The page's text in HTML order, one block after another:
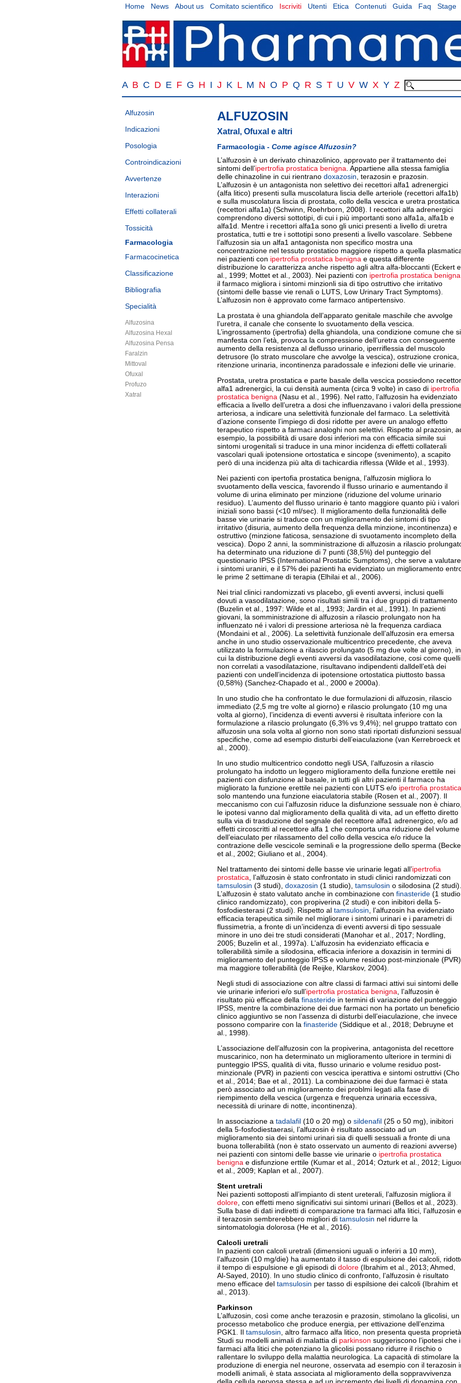
Home News About us Comitato scientifico Iscriviti Utenti Etica Contenuti Guida Faq Stage
A B C D E F G H I J K L M N O P Q R S T U V W X Y Z
Alfuzosin
Indicazioni
Posologia
Controindicazioni
Avvertenze
Interazioni
Effetti collaterali
Tossicità
Farmacologia
Farmacocinetica
Classificazione
Bibliografia
Specialità
Alfuzosina
Alfuzosina Hexal
Alfuzosina Pensa
Faralzin
Mittoval
Ofuxal
Profuzo
Xatral
ALFUZOSIN
Xatral, Ofuxal e altri
Farmacologia - Come agisce Alfuzosin?
L’alfuzosin è un derivato chinazolinico, approvato per il trattamento dei
sintomi dell’ipertrofia prostatica benigna . Appartiene alla stessa famiglia
delle chinazoline in cui rientrano doxazosin , terazosin e prazosin.
L’alfuzosin è un antagonista non selettivo dei recettori alfa1 adrenergici
(alfa litico) presenti sulla muscolatura liscia delle arteriole (recettori alfa1b)
e sulla muscolatura liscia di prostata, collo della vescica e uretra prostatica
(recettori alfa1a) (Schwinn, Roehrborn, 2008). I recettori alfa adrenergici
comprendono diversi sottotipi, di cui i più importanti sono alfa1a, alfa1b e
alfa1d. Mentre i recettori alfa1a sono gli unici presenti a livello di uretra
prostatica, tutti e tre i sottotipi sono presenti a livello vascolare. Sebbene
l’alfuzosin sia un alfa1 antagonista non specifico mostra una
concentrazione nel tessuto prostatico maggiore rispetto a quella
nei pazienti con ipertrofia prostatica benigna e questa differente
distribuzione lo caratterizza anche rispetto agli altra alfa-bloccanti (Eckert
al., 1999; Mottet et al., 2003). Nei pazienti con ipertrofia prostatica benigna
il farmaco migliora i sintomi minzionli sia di tipo ostruttivo che irritativo
(sintomi delle basse vie renali o LUTS, Low Urinary Tract Symptoms).
L’alfuzosin non è approvato come farmaco antipertensivo.
La prostata è una ghiandola dell’apparato genitale maschile che avvolge
l’uretra, il canale che consente lo svuotamento della vescica.
L’ingrossamento (ipertrofia) della ghiandola, una condizione comune che si
manfesta con l’età, provoca la compressione dell’uretra con conseguente
aumento della resistenza al deflusso urinario, iperriflessia del muscolo
detrusore (lo strato muscolare che avvolge la vescica), ostruzione cronica,
ritenzione urinaria, incontinenza paradossale e infezioni delle vie urinarie.
Prostata, uretra prostatica e parte basale della vescica possiedono
alfa1 adrenergici, la cui densità aumenta (circa 9 volte) in caso di ipertrofia
prostatica benigna (Nasu et al., 1996). Nel ratto, l’alfuzosin ha evidenziato
efficacia a livello dell’uretra a dosi che influenzavano i valori della
arteriosa, a indicare una selettività funzionale del farmaco. La selettività
d’azione consente l’impiego di dosi ridotte per avere un analogo effetto
terapeutico rispetto a farmaci analoghi non selettivi. Rispetto al prazosin,
esempio, la possibilità di usare dosi inferiori ma con efficacia simile sui
sintomi urogenitali si traduce in una minor incidenza di effetti collaterali
vascolari quali ipotensione ortostatica e sincope (svenimento), a scapito
però di una incidenza più alta di tachicardia riflessa (Wilde et al., 1993).
Nei pazienti con ipertofia prostatica benigna, l’alfuzosin migliora lo
svuotamento della vescica, favorendo il flusso urinario e aumentando il
volume di urina eliminato per minzione (riduzione del volume urinario
residuo). L’aumento del flusso urinario è tanto maggiore quanto più i valori
iniziali sono bassi (<10 ml/sec). Il miglioramento della funzionalità delle
basse vie urinarie si traduce con un miglioramento dei sintomi di tipo
irritativo (disuria, aumento della frequenza della minzione, incontinenza) e
ostruttivo (minzione faticosa, sensazione di svuotamento incompleto della
vescica). Dopo 2 anni, la somministrazione di alfuzosin a rilascio
ha determinato una riduzione di 7 punti (38,5%) del punteggio del
questionario IPSS (International Prostatic Sumptoms), che serve a valutare
i sintomi uraniri, e il 57% dei pazienti ha evidenziato un miglioramento
le prime 2 settimane di terapia (Elhilai et al., 2006).
Nei trial clinici randomizzati vs placebo, gli eventi avversi, inclusi quelli
dovuti a vasodilatazione, sono risultati simili tra i due gruppi di trattamento
(Buzelin et al., 1997: Wilde et al., 1993; Jardin et al., 1991). In pazienti
giovani, la somministrazione di alfuzosin a rilascio prolungato non ha
influenzato né i valori di pressione arteriosa nè la frequenza cardiaca
(Mondaini et al., 2006). La selettività funzionale dell’alfuzosin era emersa
anche in uno studio osservazionale multicentrico precedente, che aveva
utilizzato la formulazione a rilascio prolungato (5 mg due volte al giorno), in
cui la distribuzione degli eventi avversi da vasodilatazione, cosi come quelli
non correlati a vasodilatazione, risultavano indipendenti dalldell’età dei
pazienti con undell’incidenza di ipotensione ortostatica piuttosto bassa
(0,58%) (Sanchez-Chapado et al., 2000 e 2000a).
In uno studio che ha confrontato le due formulazioni di alfuzosin, rilascio
immediato (2,5 mg tre volte al giorno) e rilascio prolungato (10 mg una
volta al giorno), l’incidenza di eventi avversi è risultata inferiore con la
formulazione a rilascio prolungato (6,3% vs 9,4%); nel gruppo trattato con
alfuzosin una sola volta al giorno non sono stati riportati disfunzioni
specifiche, come ad esempio disturbi dell’eiaculazione (van Kerrebroeck et
al., 2000).
In uno studio multicentrico condotto negli USA, l’alfuzosin a rilascio
prolungato ha indotto un leggero miglioramento della funzione erettile nei
pazienti con disfunzione al basale, in tutti gli altri pazienti il farmaco ha
migliorato la funzione erettile nei pazienti con LUTS e/o ipertrofia prostatica
solo mantendo una funzione eiaculatoria stabile (Rosen et al., 2007). Il
meccanismo con cui l’alfuzosin riduce la disfunzione sessuale non è chiaro,
le ipotesi vanno dal miglioramento della qualità di vita, ad un effetto diretto
sulla via di trasduzione del segnale del recettore alfa1 adrenergico, e/o ad
effetti circoscritti al recettore alfa 1 che comporta una riduzione del volume
dell’eiaculato per rilassamento del collo della vescica e/o riduce la
contrazione delle vescicole seminali e la progressione dello sperma
et al., 2002; Giuliano et al., 2004).
Nel trattamento dei sintomi delle basse vie urinarie legati all’ipertrofia
prostatica , l’alfuzosin è stato confrontato in studi clinici randomizzati con
tamsulosin (3 studi), doxazosin (1 studio), tamsulosin o silodosina (2 studi).
L’alfuzosin è stato valutato anche in combinazione con finasteride (1 studio
clinico randomizzato), con propiverina (2 studi) e con inibitori della 5-
fosfodiesterasi (2 studi). Rispetto al tamsulosin , l’alfuzosin ha evidenziato
efficacia terapeutica simile nel migliorare i sintomi urinari e i parametri di
flussimetria, a fronte di un’incidenza di eventi avversi di tipo sessuale
minore in uno dei tre studi considerati (Manohar et al., 2017; Nordling,
2005; Buzelin et al., 1997a). L’alfuzosin ha evidenziato efficacia e
tollerabilità simile a silodosina, efficacia inferiore a doxazisin in termini di
miglioramento del punteggio IPSS e volume residuo post-minzionale (PVR),
ma maggiore tollerabilità (de Reijke, Klarskov, 2004).
Negli studi di associazione con altre classi di farmaci attivi sui sintomi delle
vie urinarie inferiori e/o sull’ipertrofia prostatica benigna , l’alfuzosin è
risultato più efficace della finasteride in termini di variazione del punteggio
IPSS, mentre la combinazione dei due farmaci non ha portato un beneficio
clinico aggiuntivo se non l’assenza di disturbi dell’eiaculazione, che invece
possono comparire con la finasteride (Siddique et al., 2018; Debruyne et
al., 1998).
L’associazione dell’alfuzosin con la propiverina, antagonista del recettore
muscarinico, non ha determinato un miglioramento ulteriore in termini di
punteggio IPSS, qualità di vita, flusso urinario e volume residuo post-
minzionale (PVR) in pazienti con vescica iperattiva e sintomi ostruttivi (Cho
et al., 2014; Bae et al., 2011). La combinazione dei due farmaci è stata
però associato ad un miglioramento dei problmi legati alla fase di
riempimento della vescica (urgenza e frequenza urinaria eccessiva,
necessità di urinare di notte, incontinenza).
In associazione a tadalafil (10 o 20 mg) o sildenafil (25 o 50 mg), inibitori
della 5-fosfodiestaerasi, l’alfuzosin è risultato associato ad un
miglioramento sia dei sintomi urinari sia di quelli sessuali a fronte di una
buona tollerabilità (non è stato osservato un aumento di reazioni avverse)
nei pazienti con sintomi delle basse vie urinarie o ipertrofia prostatica
benigna e disfunzione erttile (Kumar et al., 2014; Ozturk et al., 2012;
et al., 2009; Kaplan et al., 2007).
Stent uretrali
Nei pazienti sottoposti all’impianto di stent ureterali, l’alfuzosin migliora il
dolore , con effetti meno significativi sui sintomi urinari (Bellos et al., 2023).
Sulla base di dati indiretti di comparazione tra farmaci alfa litici, l’alfuzosin e
il terazosin sembrerebbero migliori di tamsulosin nel ridurre la
sintomatologia dolorosa (He et al., 2016).
Calcoli uretrali
In pazienti con calcoli uretrali (dimensioni uguali o inferiri a 10 mm),
l’alfuzosin (10 mg/die) ha aumentato il tasso di espulsione dei calcoli,
il tempo di espulsione e gli episodi di dolore (Ibrahim et al., 2013; Ahmed,
Al-Sayed, 2010). In uno studio clinico di confronto, l’alfuzosin è risultato
meno efficace del tamsulosin per tasso di espilsione dei calcoli (Ibrahim et
al., 2013).
Parkinson
L’alfuzosin, così come anche terazosin e prazosin, stimolano la glicolisi, un
processo metabolico che produce energia, per ettivazione dell’enzima
PGK1. Il tamsulosin , altro farmaco alfa litico, non presenta questa proprietà.
Studi su modelli animali di malattia di parkinson suggeriscono l’ipotesi che i
farmaci alfa litici che potenziano la glicolisi possano ridurre il rischio o
rallentare lo sviluppo della malattia neurologica. La capacità di stimolare la
produzione di energia nel neurone, osservata ad esempio con il terazosin
modelli animali, è stata associata al miglioramento della soppravvivenza